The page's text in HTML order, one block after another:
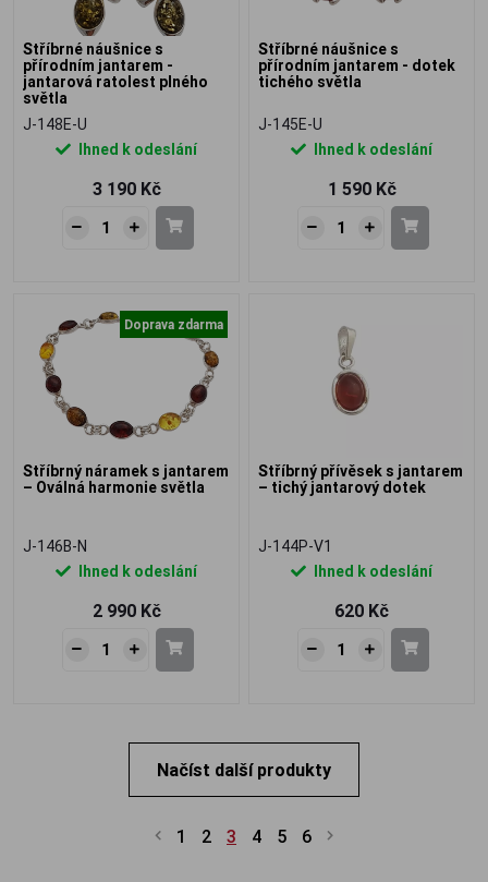
Stříbrné náušnice s
přírodním jantarem -
jantarová ratolest plného
světla
J-148E-U
Ihned k odeslání
3 190 Kč
Stříbrné náušnice s
přírodním jantarem - dotek
tichého světla
J-145E-U
Ihned k odeslání
1 590 Kč
Doprava zdarma
Stříbrný náramek s jantarem
– Oválná harmonie světla
J-146B-N
Ihned k odeslání
2 990 Kč
Stříbrný přívěsek s jantarem
– tichý jantarový dotek
J-144P-V1
Ihned k odeslání
620 Kč
Načíst další produkty
1 2 3 4 5 6